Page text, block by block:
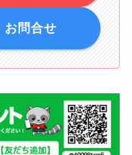
お問合せ